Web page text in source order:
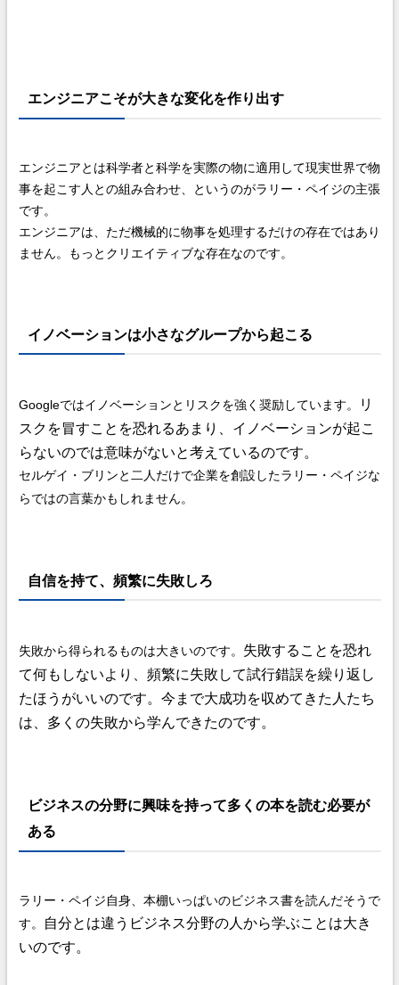
エンジニアこそが大きな変化を作り出す
エンジニアとは科学者と科学を実際の物に適用して現実世界で物
事を起こす人との組み合わせ、というのがラリー・ペイジの主張
です。
エンジニアは、ただ機械的に物事を処理するだけの存在ではあり
ません。もっとクリエイティブな存在なのです。
イノベーションは小さなグループから起こる
Googleではイノベーションとリスクを強く奨励しています。
リ
スクを冒すことを恐れるあまり、イノベーションが起こ
らないのでは意味がないと考えているのです。
セルゲイ・ブリンと二人だけで企業を創設したラリー・ペイジな
らではの言葉かもしれません。
自信を持て、頻繁に失敗しろ
失敗から得られるものは大きいのです。 失敗することを恐れ
て何もしないより、頻繁に失敗して試行錯誤を繰り返し
たほうがいいのです。 今まで大成功を収めてきた人たち
は、多くの失敗から学んできたのです。
ビジネスの分野に興味を持って多くの本を読む必要が
ある
ラリー・ペイジ自身、本棚いっぱいのビジネス書を読んだそうで
す。
自分とは違うビジネス分野の人から学ぶことは大き
いのです。